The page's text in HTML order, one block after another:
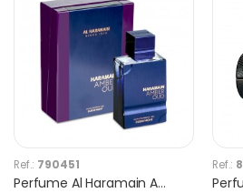
Ref.: 790451
Perfume Al Haramain Amber Oud Dubai Night Extrait De Parfum Unissex 75ml
Ref.: